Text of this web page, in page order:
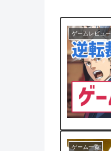
ゲームレビュー
ゲーム一覧